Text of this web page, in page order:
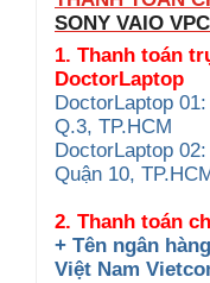
SONY VAIO
1. Thanh toán
DoctorLaptop
DoctorLaptop
Q.3, TP.HCM
DoctorLaptop
Quận 10,
2. Thanh toán
+ Tên ngân
Việt Nam